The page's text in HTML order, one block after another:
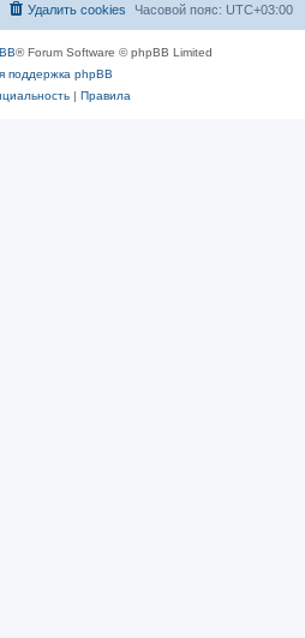
Часовой пояс: UTC+03:00
Удалить cookies
® Forum Software © phpBB Limited
поддержка phpBB
| Правила